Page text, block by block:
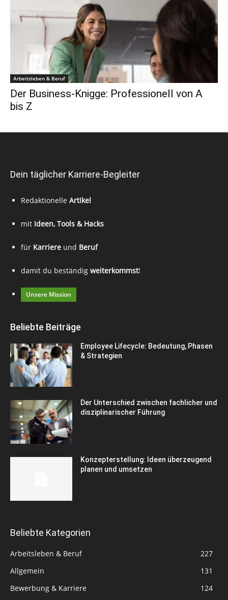
Arbeitsleben & Beruf
Der Business-Knigge: Professionell von A
bis Z
Dein täglicher Karriere-Begleiter
Redaktionelle Artikel
mit Ideen, Tools & Hacks
für Karriere und Beruf
damit du beständig weiterkommst!
Unsere Mission
Beliebte Beiträge
Employee Lifecycle: Bedeutung, Phasen
& Strategien
Der Unterschied zwischen fachlicher und
disziplinarischer Führung
Konzepterstellung: Ideen überzeugend
planen und umsetzen
Beliebte Kategorien
Arbeitsleben & Beruf
227
Allgemein
131
Bewerbung & Karriere
124